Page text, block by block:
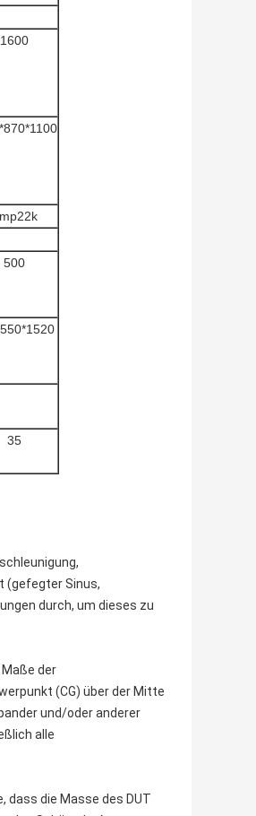
1600
500
35
(gefegter Sinus,
durch, um dieses zu
der
(CG) über der Mitte
und/oder anderer
alle
dass die Masse des DUT